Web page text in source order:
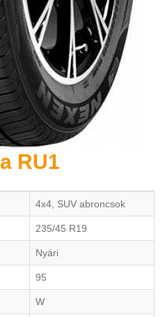
RU1
4x4, SUV abroncsok
235/45 R19
Nyári
95
W